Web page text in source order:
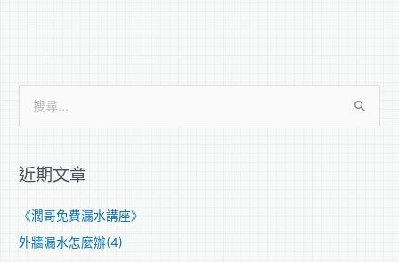
鍵
近期文章
《濶哥免費漏水講座》
外牆漏水怎麼辦(4)